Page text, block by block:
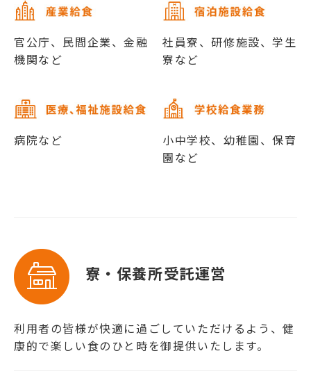
官公庁、民間企業、金融
機関など
社員寮、研修施設、学生
寮など
病院など
小中学校、幼稚園、保育
園など
寮・保養所受託運営
利用者の皆様が快適に過ごしていただけるよう、健
康的で楽しい食のひと時を御提供いたします。